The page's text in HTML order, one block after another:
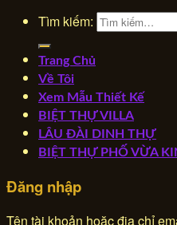
Tìm kiếm:
Trang Chủ
Về Tôi
Xem Mẫu Thiết Kế
BIỆT THỰ VILLA
LÂU ĐÀI DINH THỰ
BIỆT THỰ PHỐ VỪA
Đăng nhập
Tên tài khoản hoặc địa chỉ